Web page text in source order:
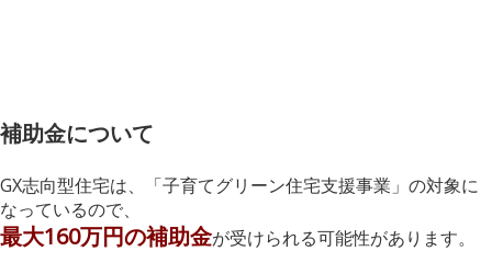
補助金について
GX志向型住宅は、「子育てグリーン住宅支援事業」の対象に
なっているので、
最大160万円の補助金が受けられる可能性があります。